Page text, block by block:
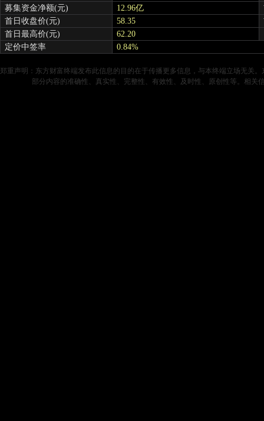
募集资金净额(元)
12.96亿
首日收盘价(元)
58.35
首日最高价(元)
62.20
定价中签率
0.84%
郑重声明：东方财富终端发布此信息的目的在于传播更多信息，与本终端立场无关
部分内容的准确性、真实性、完整性、有效性、及时性、原创性等。相